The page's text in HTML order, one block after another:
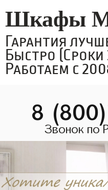
Шкафы
Гарантия
Быстро (Сроки
Работаем с
8
Звонок по